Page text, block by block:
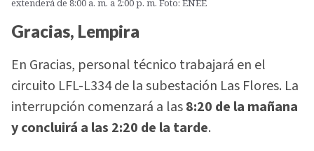
extenderá de 8:00 a. m. a 2:00 p. m. Foto: ENEE
Gracias, Lempira
En Gracias, personal técnico trabajará en el
circuito LFL-L334 de la subestación Las Flores. La
interrupción comenzará a las8:20 de la mañana
y concluirá a las 2:20 de la tarde.